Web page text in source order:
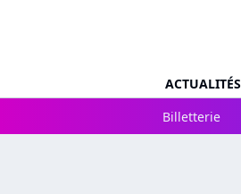
ACTUALITÉS
Billetterie